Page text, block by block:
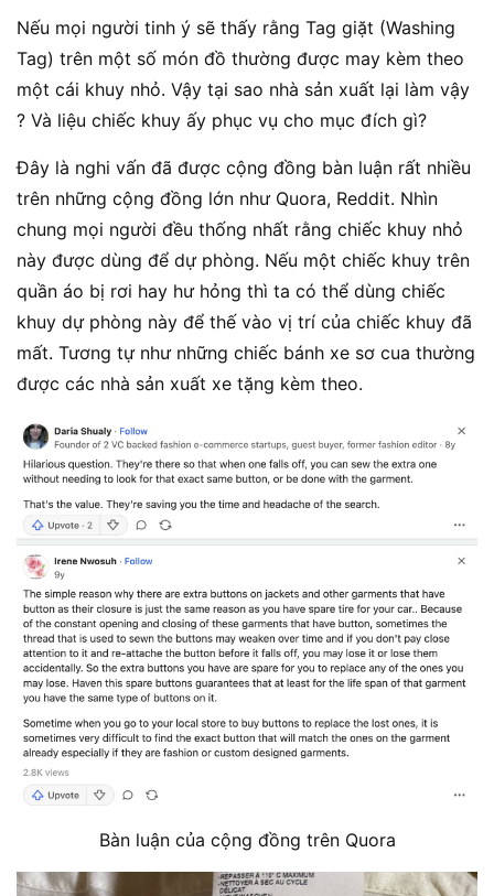
Nếu mọi người tinh ý sẽ thấy rằng Tag giặt (Washing
Tag) trên một số món đồ thường được may kèm theo
một cái khuy nhỏ. Vậy tại sao nhà sản xuất lại làm vậy
? Và liệu chiếc khuy ấy phục vụ cho mục đích gì?
Đây là nghi vấn đã được cộng đồng bàn luận rất nhiều
trên những cộng đồng lớn như Quora, Reddit. Nhìn
chung mọi người đều thống nhất rằng chiếc khuy nhỏ
này được dùng để dự phòng. Nếu một chiếc khuy trên
quần áo bị rơi hay hư hỏng thì ta có thể dùng chiếc
khuy dự phòng này để thế vào vị trí của chiếc khuy đã
mất. Tương tự như những chiếc bánh xe sơ cua thường
được các nhà sản xuất xe tặng kèm theo.
Bàn luận của cộng đồng trên Quora